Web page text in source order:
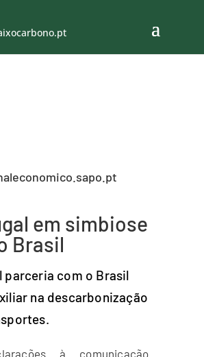
em simbiose
Brasil
parceria com o Brasil
na descarbonização
à comunicação